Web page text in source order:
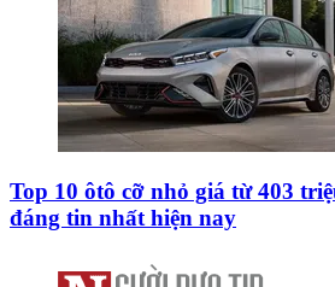
Top 10 ôtô cỡ nhỏ giá từ 403
đáng tin nhất hiện nay